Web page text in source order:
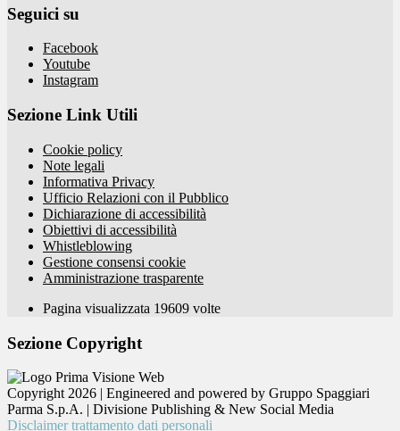
Seguici su
Facebook
Youtube
Instagram
Sezione Link Utili
Cookie policy
Note legali
Informativa Privacy
Ufficio Relazioni con il Pubblico
Dichiarazione di accessibilità
Obiettivi di accessibilità
Whistleblowing
Gestione consensi cookie
Amministrazione trasparente
Pagina visualizzata 19609 volte
Sezione Copyright
Copyright 2026 | Engineered and powered by Gruppo Spaggiari
Parma S.p.A. | Divisione Publishing & New Social Media
Disclaimer trattamento dati personali